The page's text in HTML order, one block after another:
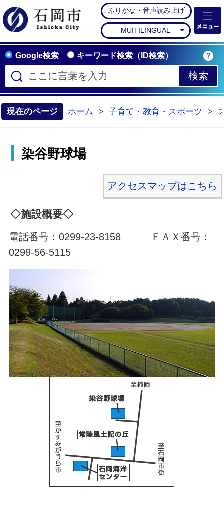
石岡市公式ホームペー
ふりがな・音声読み上げ
MUITILINGUAL
Google検索 キーワード検索（ID検索）
現在のページ ホーム
子育て・教育・スポーツ
染谷野球場
アクセスマップはこちら
◇施設概要◇
電話番号：0299-23-8158 ＦＡＸ番号：
0299-56-5115